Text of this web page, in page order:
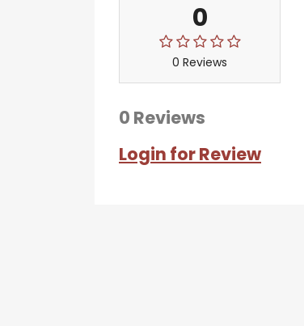
0
0 Reviews
0 Reviews
Login for Review